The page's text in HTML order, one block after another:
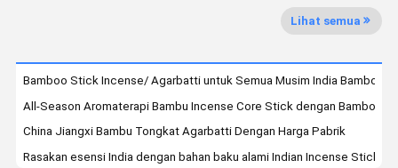
Sumpit gaya Jepang
Stik Makan Telanjang
Lihat semua
Bamboo Stick Incense/ Agarbatti untuk Semua Musim India Bamboo
All-Season Aromaterapi Bambu Incense Core Stick dengan Bamboo
China Jiangxi Bambu Tongkat Agarbatti Dengan Harga Pabrik
Rasakan esensi India dengan bahan baku alami Indian Incense Stick